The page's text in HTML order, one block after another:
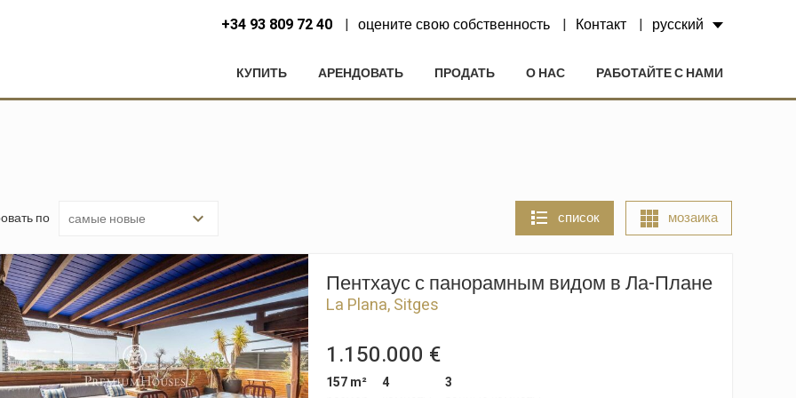
+34 93 809 72 40 оцените свою собственность Контакт русский
КУПИТЬ АРЕНДОВАТЬ ПРОДАТЬ О НАС РАБОТАЙТЕ С НАМИ
по список мозаика
Пентхаус с панорамным видом в Ла-Плане
La Plana, Sitges
1.150.000 €
157 m²
4
3